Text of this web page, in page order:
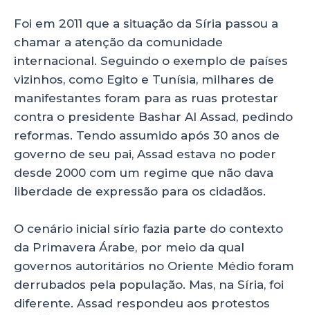
Foi em 2011 que a situação da Síria passou a
chamar a atenção da comunidade
internacional. Seguindo o exemplo de países
vizinhos, como Egito e Tunísia, milhares de
manifestantes foram para as ruas protestar
contra o presidente Bashar Al Assad, pedindo
reformas. Tendo assumido após 30 anos de
governo de seu pai, Assad estava no poder
desde 2000 com um regime que não dava
liberdade de expressão para os cidadãos.
O cenário inicial sírio fazia parte do contexto
da Primavera Árabe, por meio da qual
governos autoritários no Oriente Médio foram
derrubados pela população. Mas, na Síria, foi
diferente. Assad respondeu aos protestos